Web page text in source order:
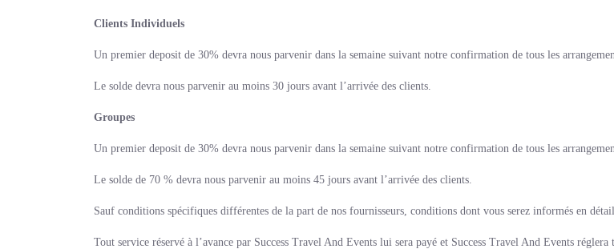
Clients Individuels
Un premier deposit de 30% devra nous parvenir dans la semaine suivant notre confirmation de tous les
Le solde devra nous parvenir au moins 30 jours avant l’arrivée des clients.
Groupes
Un premier deposit de 30% devra nous parvenir dans la semaine suivant notre confirmation de tous les
Le solde de 70 % devra nous parvenir au moins 45 jours avant l’arrivée des clients.
Sauf conditions spécifiques différentes de la part de nos fournisseurs, conditions dont vous serez informés en
Tout service réservé à l’avance par Success Travel And Events lui sera payé et Success Travel And Events